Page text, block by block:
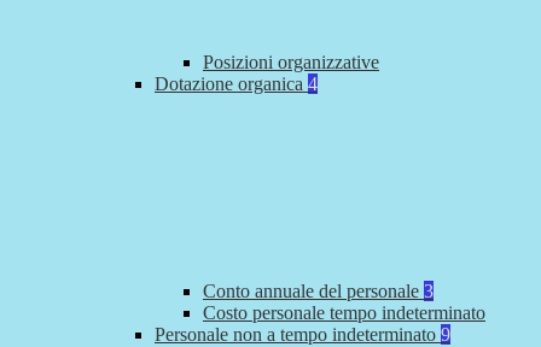
Posizioni organizzative
Dotazione organica 4
Conto annuale del personale 3
Costo personale tempo indeterminato
Personale non a tempo indeterminato 9